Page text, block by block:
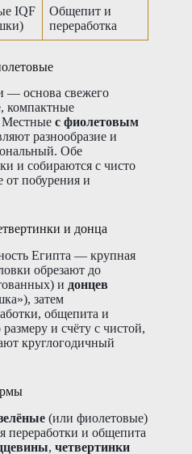
IQF
Общепит и
переработка
— основа свежего
компактные
Местные с фиолетовым
разнообразие и
Обе
и собираются с чисто
от побурения и
и донца
Египта — крупная
обрезают до
и донцев
затем
общепита и
и счёту с чистой,
круглогодичный
(или фиолетовые)
переработки и общепита
, четвертинки